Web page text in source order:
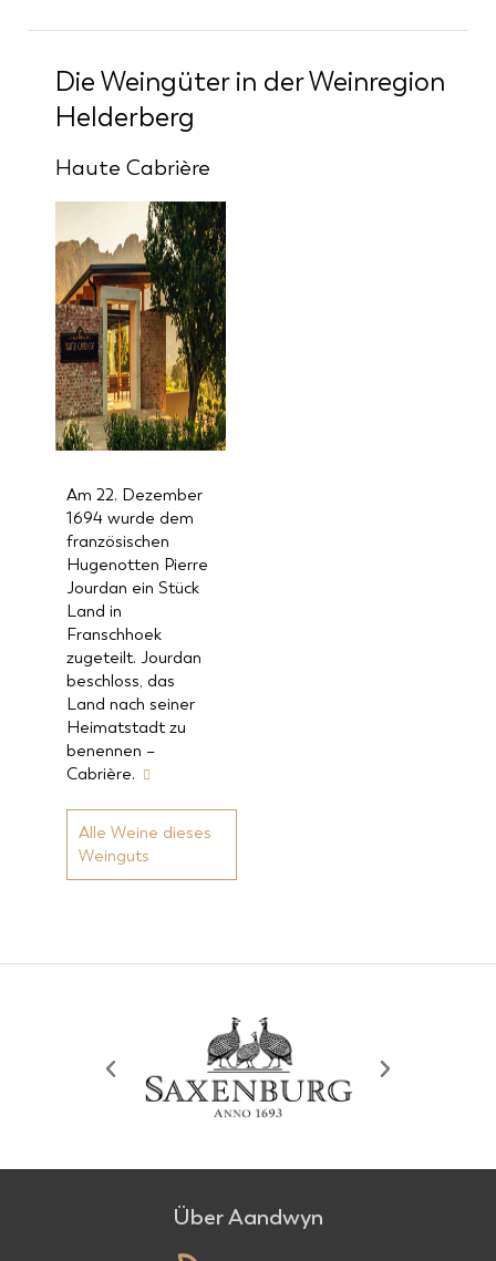
Die Weingüter in der Weinregion
Helderberg
Haute Cabrière
Am 22. Dezember
1694 wurde dem
französischen
Hugenotten Pierre
Jourdan ein Stück
Land in
Franschhoek
zugeteilt. Jourdan
beschloss, das
Land nach seiner
Heimatstadt zu
benennen –
Cabrière.
Alle Weine dieses
Weinguts
Über Aandwyn